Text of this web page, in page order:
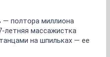
полтора миллиона
летняя массажистка
на шпильках — ее